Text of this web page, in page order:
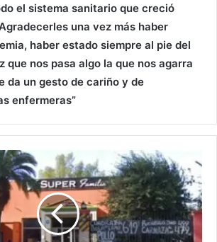
el sistema sanitario que creció
una vez más haber
haber estado siempre al pie del
que nos pasa algo la que nos agarra
da un gesto de cariño y de
enfermeras”